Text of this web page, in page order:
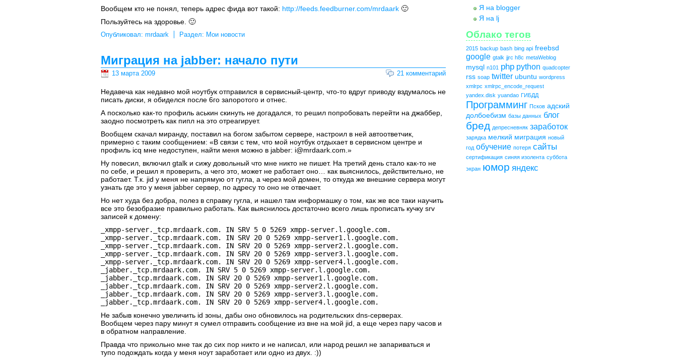
Вообщем кто не понял, теперь адрес фида вот такой: http://feeds.feedburner.com/mrdaark🙂
Пользуйтесь на здоровье. 🙂
Опубликовал: mrdaark Раздел: Мои новости
Миграция на jabber: начало пути
13 марта 2009 21 комментарий
Недавеча как недавно мой ноутбук отправился в сервисный-центр, что-то вдруг приводу вздумалось не
писать диски, я обиделся после 6го запоротого и отнес.
А посколько как-то профиль аськин скинуть не догадался, то решил попробовать перейти на джаббер,
заодно посмотреть как пипл на это отреагирует.
Вообщем скачал миранду, поставил на богом забытом сервере, настроил в ней автоответчик,
примерно с таким сообщением: «В связи с тем, что мой ноутбук отдыхает в сервисном центре и
профиль icq мне недоступен, найти меня можно в jabber: i@mrdaark.com.»
Ну повесил, включил gtalk и сижу довольный что мне никто не пишет. На третий день стало как-то не
по себе, и решил я проверить, а чего это, может не работает оно… как выяснилось, действительно, не
работает. Т.к. jid у меня не напрямую от гугла, а через мой домен, то откуда же внешние сервера могут
узнать где это у меня jabber сервер, по адресу то оно не отвечает.
Но нет худа без добра, полез в справку гугла, и нашел там информашку о том, как же все таки научить
все это безобразие правильно работать. Как выяснилось достаточно всего лишь прописать кучку srv
записей к домену:
_xmpp-server._tcp.mrdaark.com. IN SRV 5 0 5269 xmpp-server.l.google.com.
_xmpp-server._tcp.mrdaark.com. IN SRV 20 0 5269 xmpp-server1.l.google.com.
_xmpp-server._tcp.mrdaark.com. IN SRV 20 0 5269 xmpp-server2.l.google.com.
_xmpp-server._tcp.mrdaark.com. IN SRV 20 0 5269 xmpp-server3.l.google.com.
_xmpp-server._tcp.mrdaark.com. IN SRV 20 0 5269 xmpp-server4.l.google.com.
_jabber._tcp.mrdaark.com. IN SRV 5 0 5269 xmpp-server.l.google.com.
_jabber._tcp.mrdaark.com. IN SRV 20 0 5269 xmpp-server1.l.google.com.
_jabber._tcp.mrdaark.com. IN SRV 20 0 5269 xmpp-server2.l.google.com.
_jabber._tcp.mrdaark.com. IN SRV 20 0 5269 xmpp-server3.l.google.com.
_jabber._tcp.mrdaark.com. IN SRV 20 0 5269 xmpp-server4.l.google.com.
Не забыв конечно увеличить id зоны, дабы оно обновилось на родительских dns-серверах.
Вообщем через пару минут я сумел отправить сообщение из вне на мой jid, а еще через пару часов и
в обратном направление.
Правда что прикольно мне так до сих пор никто и не написал, или народ решил не запариваться и
тупо подождать когда у меня ноут заработает или одно из двух. :))
Я на blogger
Я на lj
Облако тегов
2015 backup bash bing api freebsd
google gtalk jjrc h8c metaWeblog
mysql n101 php python quadcopter
rss soap twitter ubuntu wordpress
xmlrpc xmlrpc_encode_request
yandex.disk yuandao ГИБДД
Программинг Псков адский
долбоебизм базы данных блог
бред депресневняк заработок
зарядка мелкий миграция новый
год обучение потеря сайты
сертификация синяя изолента суббота
экран юмор яндекс